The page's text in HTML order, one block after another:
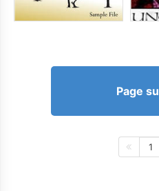
Page
1